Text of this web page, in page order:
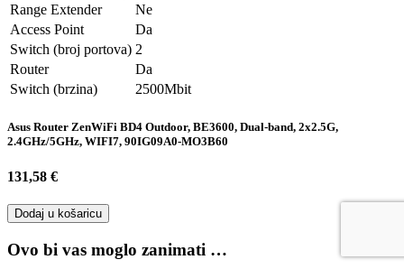
Range Extender
Ne
Access Point
Da
Switch (broj portova) 2
Router
Da
Switch (brzina)
2500Mbit
Asus Router ZenWiFi BD4 Outdoor, BE3600, Dual-band, 2x2.5G,
2.4GHz/5GHz, WIFI7, 90IG09A0-MO3B60
131,58 €
Dodaj u košaricu
Ovo bi vas moglo zanimati …